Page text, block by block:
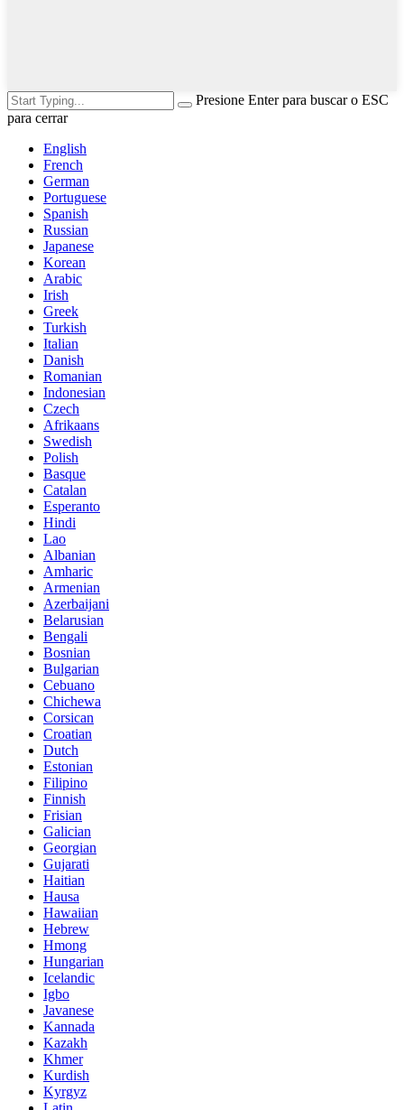
Presione Enter para buscar o ESC
para cerrar
English
French
German
Portuguese
Spanish
Russian
Japanese
Korean
Arabic
Irish
Greek
Turkish
Italian
Danish
Romanian
Indonesian
Czech
Afrikaans
Swedish
Polish
Basque
Catalan
Esperanto
Hindi
Lao
Albanian
Amharic
Armenian
Azerbaijani
Belarusian
Bengali
Bosnian
Bulgarian
Cebuano
Chichewa
Corsican
Croatian
Dutch
Estonian
Filipino
Finnish
Frisian
Galician
Georgian
Gujarati
Haitian
Hausa
Hawaiian
Hebrew
Hmong
Hungarian
Icelandic
Igbo
Javanese
Kannada
Kazakh
Khmer
Kurdish
Kyrgyz